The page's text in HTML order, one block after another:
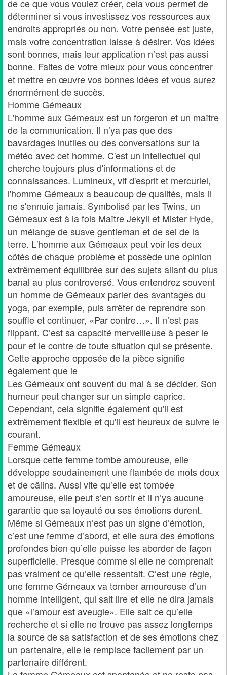
de ce que vous voulez créer, cela vous permet de
déterminer si vous investissez vos ressources aux
endroits appropriés ou non. Votre pensée est juste,
mais votre concentration laisse à désirer. Vos idées
sont bonnes, mais leur application n’est pas aussi
bonne. Faites de votre mieux pour vous concentrer
et mettre en œuvre vos bonnes idées et vous aurez
énormément de succès.
Homme Gémeaux
L'homme aux Gémeaux est un forgeron et un maître
de la communication. Il n’ya pas que des
bavardages inutiles ou des conversations sur la
météo avec cet homme. C'est un intellectuel qui
cherche toujours plus d'informations et de
connaissances. Lumineux, vif d'esprit et mercuriel,
l'homme Gémeaux a beaucoup de qualités, mais il
ne s'ennuie jamais. Symbolisé par les Twins, un
Gémeaux est à la fois Maître Jekyll et Mister Hyde,
un mélange de suave gentleman et de sel de la
terre. L'homme aux Gémeaux peut voir les deux
côtés de chaque problème et possède une opinion
extrêmement équilibrée sur des sujets allant du plus
banal au plus controversé. Vous entendrez souvent
un homme de Gémeaux parler des avantages du
yoga, par exemple, puis arrêter de reprendre son
souffle et continuer, «Par contre…». Il n’est pas
flippant. C’est sa capacité merveilleuse à peser le
pour et le contre de toute situation qui se présente.
Cette approche opposée de la pièce signifie
également que le
Les Gémeaux ont souvent du mal à se décider. Son
humeur peut changer sur un simple caprice.
Cependant, cela signifie également qu'il est
extrêmement flexible et qu'il est heureux de suivre le
courant.
Femme Gémeaux
Lorsque cette femme tombe amoureuse, elle
développe soudainement une flambée de mots doux
et de câlins. Aussi vite qu’elle est tombée
amoureuse, elle peut s’en sortir et il n’ya aucune
garantie que sa loyauté ou ses émotions durent.
Même si Gémeaux n’est pas un signe d’émotion,
c’est une femme d’abord, et elle aura des émotions
profondes bien qu’elle puisse les aborder de façon
superficielle. Presque comme si elle ne comprenait
pas vraiment ce qu’elle ressentait. C’est une règle,
une femme Gémeaux va tomber amoureuse d’un
homme intelligent, qui sait lire et elle ne dira jamais
que «l’amour est aveugle». Elle sait ce qu’elle
recherche et si elle ne trouve pas assez longtemps
la source de sa satisfaction et de ses émotions chez
un partenaire, elle le remplace facilement par un
partenaire différent.